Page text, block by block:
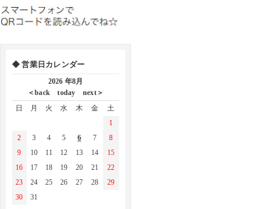
◆ 営業日カレンダー
2026 年8月
＜back today next＞
日
月 火 水 木 金
土
1
2
3 4 5 6 7
8
9
10 11 12 13 14
15
16
17 18 19 20 21
22
23
24 25 26 27 28
29
30
31